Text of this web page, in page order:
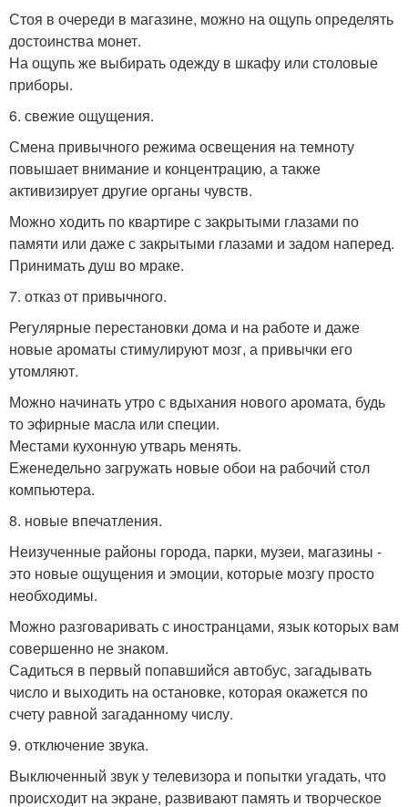
Стоя в очереди в магазине, можно на ощупь определять
достоинства монет.
На ощупь же выбирать одежду в шкафу или столовые
приборы.
6. свежие ощущения.
Смена привычного режима освещения на темноту
повышает внимание и концентрацию, а также
активизирует другие органы чувств.
Можно ходить по квартире с закрытыми глазами по
памяти или даже с закрытыми глазами и задом наперед.
Принимать душ во мраке.
7. отказ от привычного.
Регулярные перестановки дома и на работе и даже
новые ароматы стимулируют мозг, а привычки его
утомляют.
Можно начинать утро с вдыхания нового аромата, будь
то эфирные масла или специи.
Местами кухонную утварь менять.
Еженедельно загружать новые обои на рабочий стол
компьютера.
8. новые впечатления.
Неизученные районы города, парки, музеи, магазины -
это новые ощущения и эмоции, которые мозгу просто
необходимы.
Можно разговаривать с иностранцами, язык которых вам
совершенно не знаком.
Садиться в первый попавшийся автобус, загадывать
число и выходить на остановке, которая окажется по
счету равной загаданному числу.
9. отключение звука.
Выключенный звук у телевизора и попытки угадать, что
происходит на экране, развивают память и творческое